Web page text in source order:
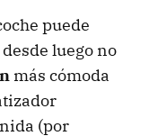
puede
luego no
más cómoda
(por